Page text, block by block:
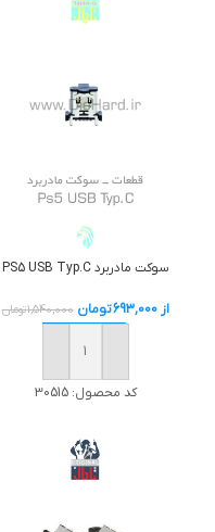
سوکت مادربرد PS5 USB Typ.C
از693,000تومان 1,540,000تومان
خرید
کد محصول:30515